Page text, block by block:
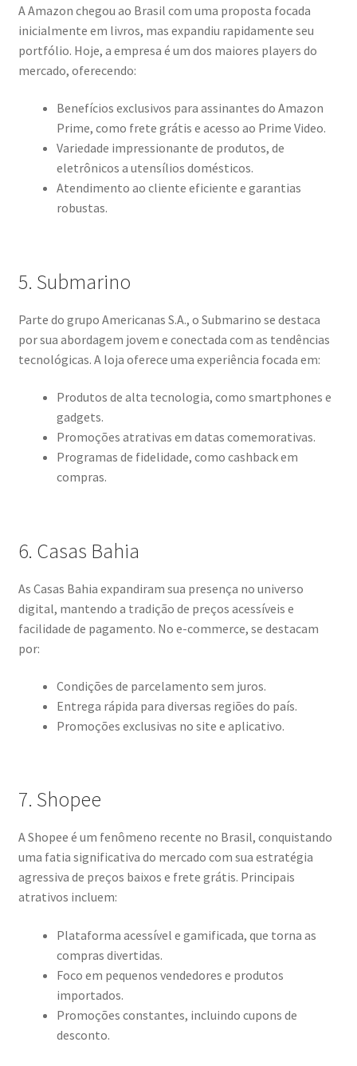
A Amazon chegou ao Brasil com uma proposta focada
inicialmente em livros, mas expandiu rapidamente seu
portfólio. Hoje, a empresa é um dos maiores players do
mercado, oferecendo:
Benefícios exclusivos para assinantes do Amazon
Prime, como frete grátis e acesso ao Prime Video.
Variedade impressionante de produtos, de
eletrônicos a utensílios domésticos.
Atendimento ao cliente eficiente e garantias
robustas.
5. Submarino
Parte do grupo Americanas S.A., o Submarino se destaca
por sua abordagem jovem e conectada com as tendências
tecnológicas. A loja oferece uma experiência focada em:
Produtos de alta tecnologia, como smartphones e
gadgets.
Promoções atrativas em datas comemorativas.
Programas de fidelidade, como cashback em
compras.
6. Casas Bahia
As Casas Bahia expandiram sua presença no universo
digital, mantendo a tradição de preços acessíveis e
facilidade de pagamento. No e-commerce, se destacam
por:
Condições de parcelamento sem juros.
Entrega rápida para diversas regiões do país.
Promoções exclusivas no site e aplicativo.
7. Shopee
A Shopee é um fenômeno recente no Brasil, conquistando
uma fatia significativa do mercado com sua estratégia
agressiva de preços baixos e frete grátis. Principais
atrativos incluem:
Plataforma acessível e gamificada, que torna as
compras divertidas.
Foco em pequenos vendedores e produtos
importados.
Promoções constantes, incluindo cupons de
desconto.